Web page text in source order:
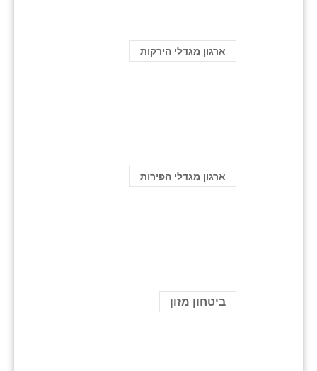
ארגון מגדלי הירקות
ארגון מגדלי הפירות
ביטחון מזון